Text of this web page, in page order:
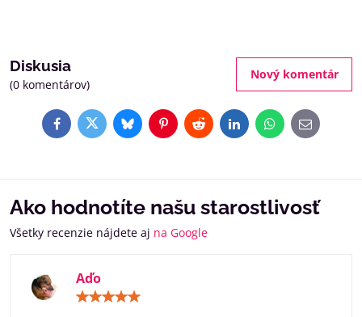
Diskusia
(0 komentárov)
Nový komentár
FacebookTwitterBlueskyPinterestRedditLinkedInWhatsApp
E-
mail
Ako hodnotíte našu starostlivosť
Všetky recenzie nájdete aj na Google
Aďo